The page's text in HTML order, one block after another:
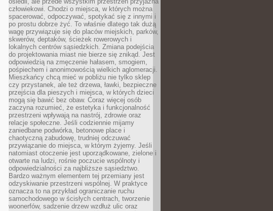
człowiekowi. Chodzi o miejsca, w których można
spacerować, odpoczywać, spotykać się z innymi i
po prostu dobrze żyć. To właśnie dlatego tak dużą
wagę przywiązuje się do placów miejskich, parków,
skwerów, deptaków, ścieżek rowerowych i
lokalnych centrów sąsiedzkich. Zmiana podejścia
do projektowania miast nie bierze się znikąd. Jest
odpowiedzią na zmęczenie hałasem, smogiem,
pośpiechem i anonimowością wielkich aglomeracji.
Mieszkańcy chcą mieć w pobliżu nie tylko sklep
czy przystanek, ale też drzewa, ławki, bezpieczne
przejścia dla pieszych i miejsca, w których dzieci
mogą się bawić bez obaw. Coraz więcej osób
zaczyna rozumieć, że estetyka i funkcjonalność
przestrzeni wpływają na nastrój, zdrowie oraz
relacje społeczne. Jeśli codziennie mijamy
zaniedbane podwórka, betonowe place i
chaotyczną zabudowę, trudniej odczuwać
przywiązanie do miejsca, w którym żyjemy. Jeśli
natomiast otoczenie jest uporządkowane, zielone i
otwarte na ludzi, rośnie poczucie wspólnoty i
odpowiedzialności za najbliższe sąsiedztwo.
Bardzo ważnym elementem tej przemiany jest
odzyskiwanie przestrzeni wspólnej. W praktyce
oznacza to na przykład ograniczanie ruchu
samochodowego w ścisłych centrach, tworzenie
woonerfów, sadzenie drzew wzdłuż ulic oraz